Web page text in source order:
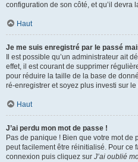
configuration de son côté, et qu’il devra
Haut
Je me suis enregistré par le passé
Il est possible qu’un administrateur ait
effet, il est courant de supprimer
pour réduire la taille de la base de
ré-enregistrer et soyez plus investi sur le
Haut
J’ai perdu mon mot de passe !
Pas de panique ! Bien que votre mot de
peut facilement être réinitialisé. Pour ce
connexion puis cliquez sur J’ai oublié